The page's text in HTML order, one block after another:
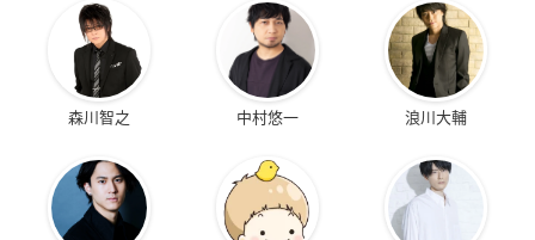
森川智之 中村悠一 浪川大輔